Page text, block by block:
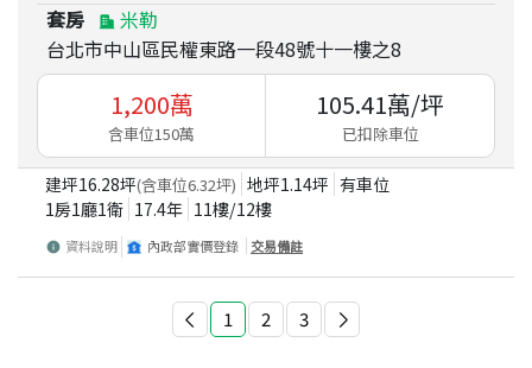
套房
米勒
台北市中山區民權東路一段48號十一樓之8
1,200萬
含車位150萬
105.41萬/坪
已扣除車位
建坪16.28坪(含車位6.32坪) 地坪1.14坪 有車位
1房1廳1衛 17.4年 11樓/12樓
資料說明 內政部實價登錄 交易備註
1 2 3